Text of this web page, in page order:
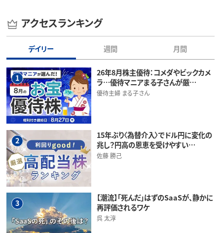
アクセスランキング
デイリー 週間 月間
1
26年8月株主優待：コメダやビックカメ
ラ…優待マニアまる子さんが厳…
優待主婦 まる子さん
2
15年ぶり〈為替介入〉でドル円に変化の
兆し？円高の恩恵を受けやすい…
佐藤 勝己
3
【潮流】「死んだ」はずのSaaSが、静かに
再評価されるワケ
呉 太淳